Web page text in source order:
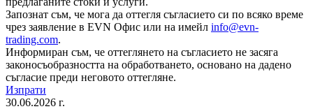
Запознат съм, че мога да оттегля съгласието си по всяко време
чрез заявление в EVN Офис или на имейл info@evn-
trading.com.
Информиран съм, че оттеглянето на съгласието не засяга
законосъобразността на обработването, основано на дадено
съгласие преди неговото оттегляне.
Изпрати
30.06.2026 г.